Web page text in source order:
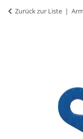
Zurück zur Liste